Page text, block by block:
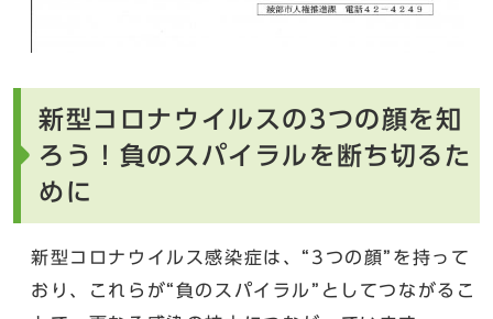
新型コロナウイルスの3つの顔を知
ろう！負のスパイラルを断ち切るた
めに
新型コロナウイルス感染症は、“3つの顔”を持って
おり、これらが“負のスパイラル”としてつながるこ